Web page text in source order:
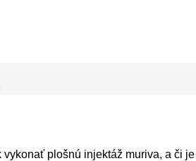
plošnú injektáž muriva, a či